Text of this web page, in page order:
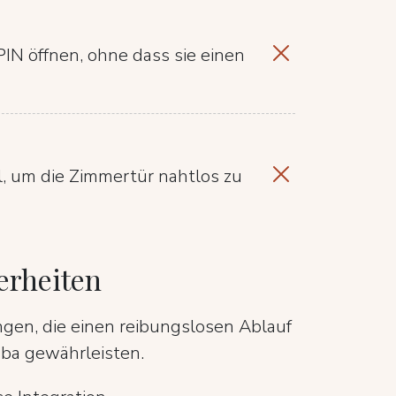
öffnen, ohne dass sie einen
um die Zimmertür nahtlos zu
die einen reibungslosen Ablauf
gewährleisten.